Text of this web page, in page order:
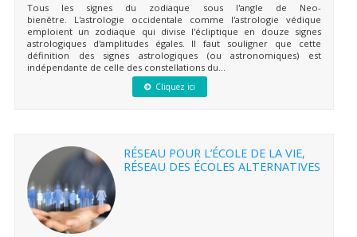
Tous les signes du zodiaque sous l'angle de Neo-
bienêtre. L'astrologie occidentale comme l'astrologie védique
emploient un zodiaque qui divise l'écliptique en douze signes
astrologiques d'amplitudes égales. Il faut souligner que cette
définition des signes astrologiques (ou astronomiques) est
indépendante de celle des constellations du...
Cliquez ici
RÉSEAU POUR L’ÉCOLE DE LA VIE,
RÉSEAU DES ÉCOLES ALTERNATIVES